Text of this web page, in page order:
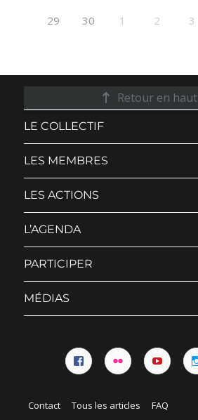
29 30 1 2 3
Retour en haut
LE COLLECTIF
LES MEMBRES
LES ACTIONS
L’AGENDA
PARTICIPER
MÉDIAS
Contact Tous les articles
FAQ